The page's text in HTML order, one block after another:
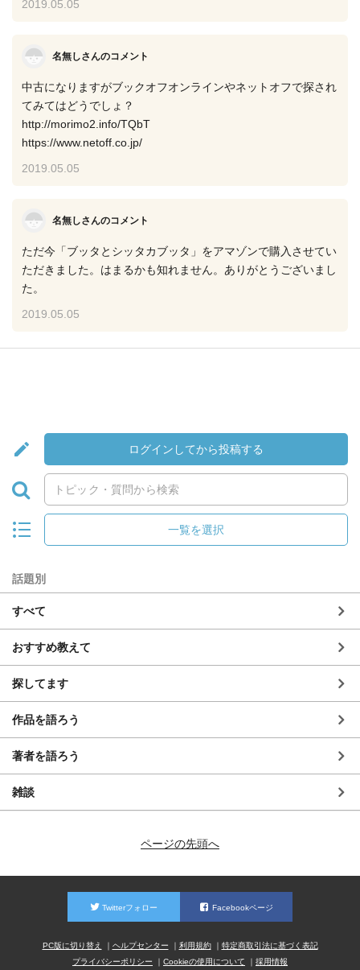
2019.05.05
名無しさんのコメント
中古になりますがブックオフオンラインやネットオフで探され
てみてはどうでしょ？
http://morimo2.info/TQbT
https://www.netoff.co.jp/
2019.05.05
名無しさんのコメント
ただ今「ブッタとシッタカブッタ」をアマゾンで購入させてい
ただきました。はまるかも知れません。ありがとうございまし
た。
2019.05.05
ログインしてから投稿する
一覧を選択
話題別
すべて
おすすめ教えて
探してます
作品を語ろう
著者を語ろう
雑談
ページの先頭へ
Twitterフォロー Facebookページ
PC版に切り替え ヘルプセンター 利用規約
特定商取引法に基づく表記
プライバシーポリシー
Cookieの使用について 採用情報